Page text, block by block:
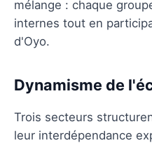
mélange : chaque
internes tout en
d'Oyo.
Dynamisme de
Trois secteurs
leur interdépendance